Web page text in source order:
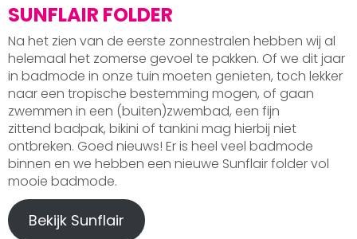
SUNFLAIR FOLDER
Na het zien van de eerste zonnestralen hebben wij al
helemaal het zomerse gevoel te pakken. Of we dit jaar
in badmode in onze tuin moeten genieten, toch lekker
naar een tropische bestemming mogen, of gaan
zwemmen in een (buiten)zwembad, een fijn
zittend badpak, bikini of tankini mag hierbij niet
ontbreken. Goed nieuws! Er is heel veel badmode
binnen en we hebben een nieuwe Sunflair folder vol
mooie badmode.
Bekijk Sunflair